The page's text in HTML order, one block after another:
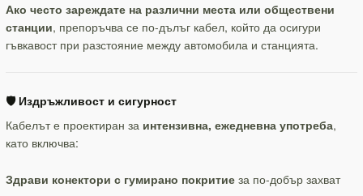
Ако често зареждате на различни места или обществени
станции, препоръчва се по-дълъг кабел, който да осигури
гъвкавост при разстояние между автомобила и станцията.
🛡️ Издръжливост и сигурност
Кабелът е проектиран за интензивна, ежедневна употреба,
като включва:
Здрави конектори с гумирано покритие за по-добър захват